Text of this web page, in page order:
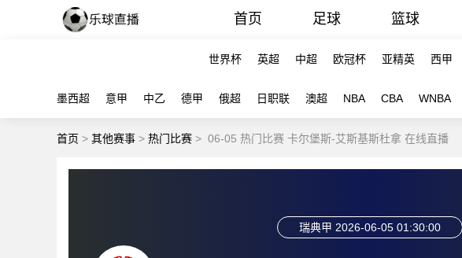
首页 足球 篮球
世界杯 英超 中超 欧冠杯 亚精英 西甲
墨西超 意甲 中乙 德甲 俄超 日职联 澳超 NBA CBA WNBA
首页 > 其他赛事 > 热门比赛 > 06-05 热门比赛 卡尔堡斯-艾斯基斯杜拿 在线直播
瑞典甲 2026-06-05 01:30:00